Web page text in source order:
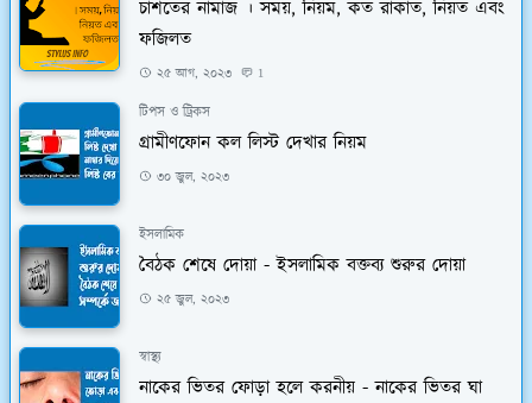
চাশতের নামাজ । সময়, নিয়ম, কত রাকাত, নিয়ত এবং
ফজিলত
২৫ আগ, ২০২৩ 1
টিপস ও ট্রিকস
গ্রামীণফোন কল লিস্ট দেখার নিয়ম
৩০ জুল, ২০২৩
ইসলামিক
বৈঠক শেষে দোয়া - ইসলামিক বক্তব্য শুরুর দোয়া
২৫ জুল, ২০২৩
স্বাস্থ্য
নাকের ভিতর ফোড়া হলে করনীয় - নাকের ভিতর ঘা